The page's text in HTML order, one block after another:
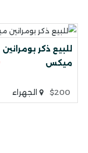
للبيع ذكر بومرانين
ميكس
$200 الجهراء